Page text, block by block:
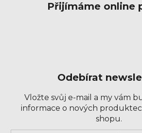
Přijímáme online
Odebírat
Vložte svůj e-mail a my vám
informace o nových
shopu.